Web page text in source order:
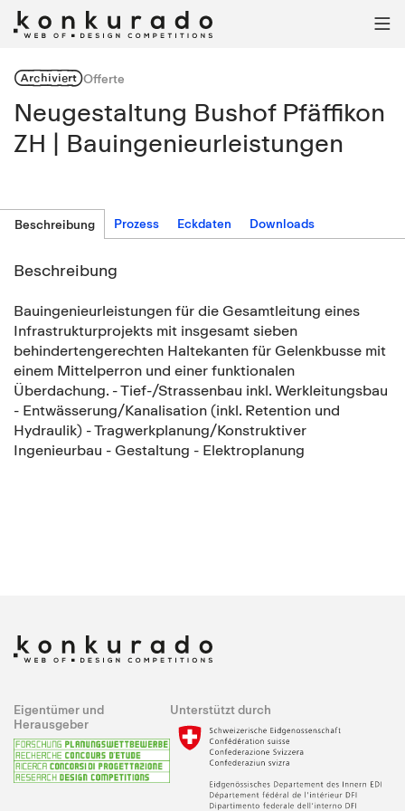

ArchiviertOfferte
Neugestaltung Bushof Pfäffikon
ZH | Bauingenieurleistungen
Beschreibung Prozess Eckdaten Downloads
Beschreibung
Bauingenieurleistungen für die Gesamtleitung eines
Infrastrukturprojekts mit insgesamt sieben
behindertengerechten Haltekanten für Gelenkbusse mit
einem Mittelperron und einer funktionalen
Überdachung. - Tief-/Strassenbau inkl. Werkleitungsbau
- Entwässerung/Kanalisation (inkl. Retention und
Hydraulik) - Tragwerkplanung/Konstruktiver
Ingenieurbau - Gestaltung - Elektroplanung
Eigentümer und
Herausgeber
Unterstützt durch